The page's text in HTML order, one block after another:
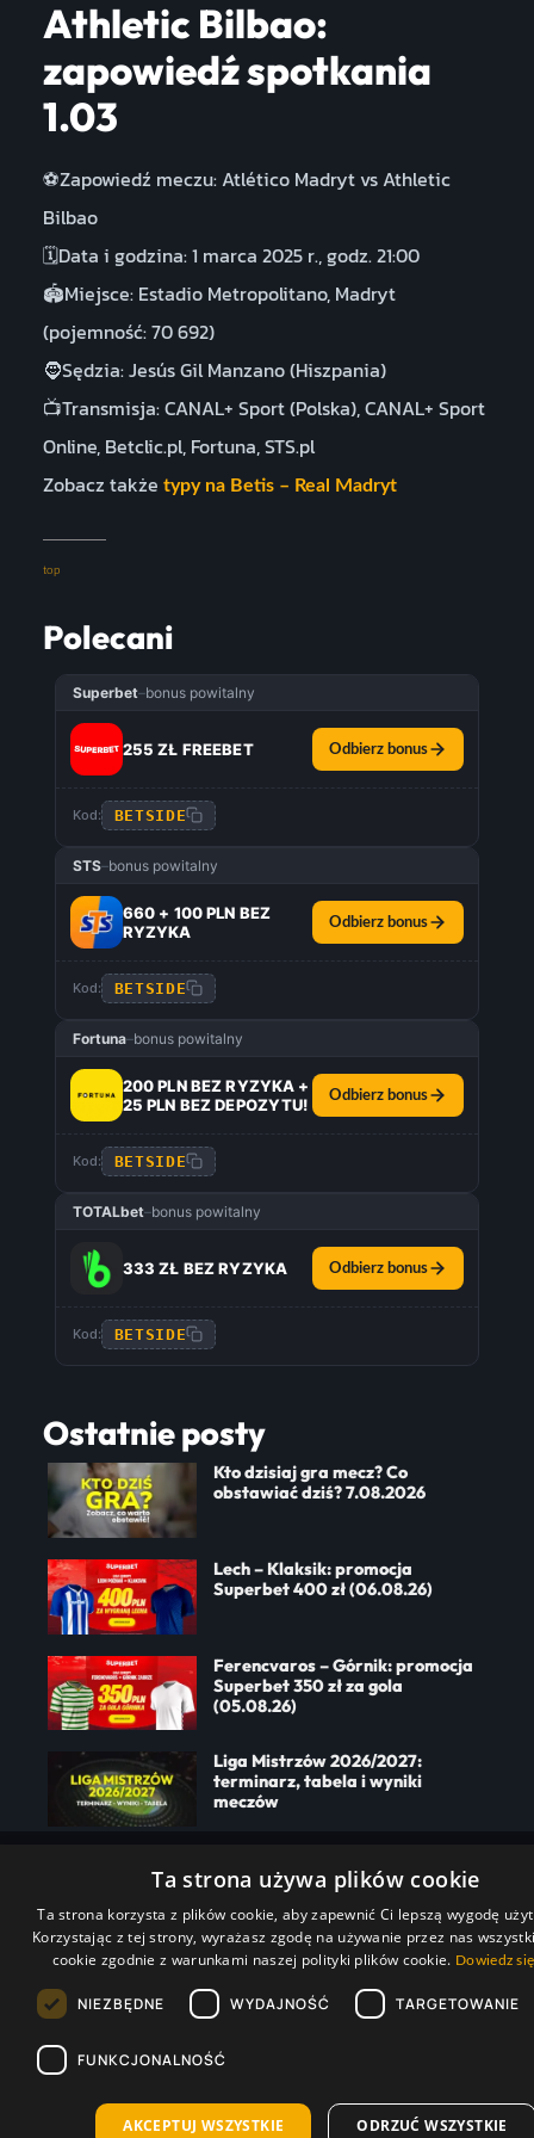
Athletic Bilbao:
zapowiedź spotkania
1.03
⚽Zapowiedź meczu: Atlético Madryt vs Athletic
Bilbao
🗓️Data i godzina: 1 marca 2025 r., godz. 21:00
🏟️Miejsce: Estadio Metropolitano, Madryt
(pojemność: 70 692)
🧔Sędzia: Jesús Gil Manzano (Hiszpania)
📺Transmisja: CANAL+ Sport (Polska), CANAL+ Sport
Online, Betclic.pl, Fortuna, STS.pl
Zobacz także typy na Betis – Real Madryt
top
Polecani
Superbet–bonus powitalny
255 ZŁ FREEBET Odbierz bonus
Kod: BETSIDE
STS–bonus powitalny
660 + 100 PLN BEZ
RYZYKA
Odbierz bonus
Kod: BETSIDE
Fortuna–bonus powitalny
200 PLN BEZ RYZYKA +
25 PLN BEZ DEPOZYTU!
Odbierz bonus
Kod: BETSIDE
TOTALbet–bonus powitalny
333 ZŁ BEZ RYZYKA Odbierz bonus
Kod: BETSIDE
Ostatnie posty
Kto dzisiaj gra mecz? Co
obstawiać dziś? 7.08.2026
Lech – Klaksik: promocja
Superbet 400 zł (06.08.26)
Ferencvaros – Górnik: promocja
Superbet 350 zł za gola
(05.08.26)
Liga Mistrzów 2026/2027:
terminarz, tabela i wyniki
meczów
przeznaczony
osób
pełnoletnich.
Hazard jest
ryzykiem.
Udział w
grach
niezgodny z
prawem.
Ta strona używa plików cookie
Ta strona korzysta z plików cookie, aby zapewnić Ci lepszą wygodę
Korzystając z tej strony, wyrażasz zgodę na używanie przez nas
cookie zgodnie z warunkami naszej polityki plików cookie. Dowiedz
NIEZBĘDNE WYDAJNOŚĆ TARGETOWANIE
FUNKCJONALNOŚĆ
AKCEPTUJ WSZYSTKIE ODRZUĆ WSZYSTKIE